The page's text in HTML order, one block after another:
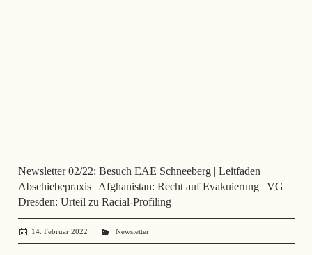
Newsletter 02/22: Besuch EAE Schneeberg | Leitfaden
Abschiebepraxis | Afghanistan: Recht auf Evakuierung | VG
Dresden: Urteil zu Racial-Profiling
14. Februar 2022 administrator
Newsletter